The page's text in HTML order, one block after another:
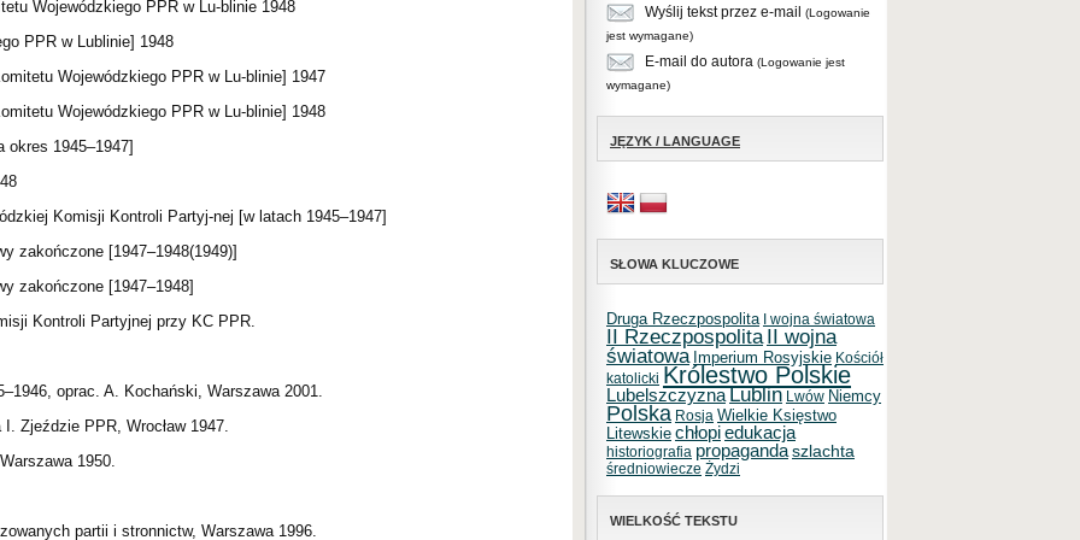
Wyślij tekst przez e-mail
(Logowanie
jest wymagane)
E-mail do autora (Logowanie jest
wymagane)
JĘZYK / LANGUAGE
SŁOWA KLUCZOWE
Druga Rzeczpospolita I wojna światowa
II Rzeczpospolita II wojna
światowa Imperium Rosyjskie Kościół
katolicki Królestwo Polskie
LubelszczyznaLublin Lwów Niemcy
Polska Rosja Wielkie Księstwo
Litewskie chłopiedukacja
historiografia propagandaszlachta
średniowiecze Żydzi
WIELKOŚĆ TEKSTU
Wojewódzkiego PPR w Lu-blinie 1948
PPR w Lublinie] 1948
Wojewódzkiego PPR w Lu-blinie] 1947
Wojewódzkiego PPR w Lu-blinie] 1948
okres 1945–1947]
Komisji Kontroli Partyj-nej [w latach 1945–1947]
zakończone [1947–1948(1949)]
zakończone [1947–1948]
Kontroli Partyjnej przy KC PPR.
oprac. A. Kochański, Warszawa 2001.
Zjeździe PPR, Wrocław 1947.
1950.
partii i stronnictw, Warszawa 1996.